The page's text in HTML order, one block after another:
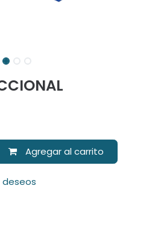
Agregar al carrito
deseos